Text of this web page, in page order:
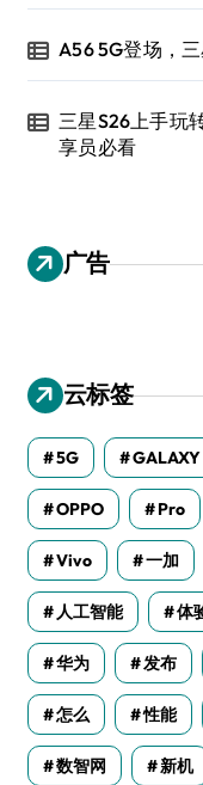
A56 5G登场，
三星S26上手玩
享员必看
广告
云标签
5G GALAXY
OPPO Pro
Vivo 一加
人工智能 体
华为 发布
怎么 性能
数智网 新机